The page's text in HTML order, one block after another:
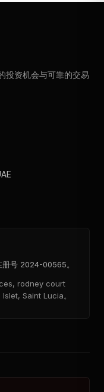
投资机会与可靠的交易
册号 2024-00565。
rodney court
Saint Lucia。